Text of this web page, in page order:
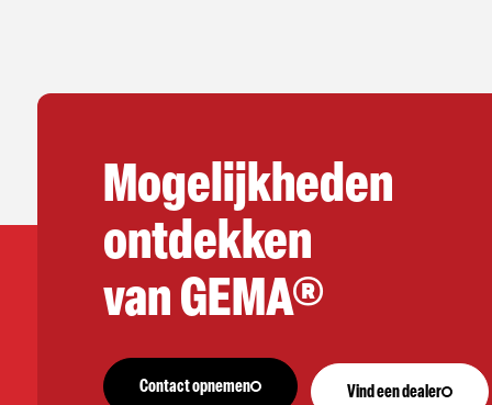
Mogelijkheden
ontdekken
van GEMA®
Contact opnemen Vind een dealer